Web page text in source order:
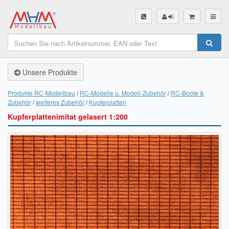
SHOP
Unsere Produkte
Servo Finder
BL-Motor Finder
Schiffsschrauben Finder
Räder Finder
Luftschrauben Finder
Sendungsverfolgung DHL
Unsere Produkte
Produkte RC-Modellbau RC-Modelle u. Modell-Zubehör RC-Boote &
Zubehör weiteres Zubehör Kupferplatten
Kupferplattenimitat gelasert 1:200